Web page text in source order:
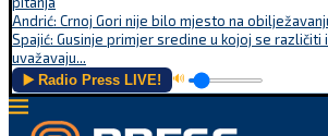
Andrić: Crnoj Gori nije bilo mjesto na
Spajić: Gusinje primjer sredine u kojoj se
uvažavaju...
▶️ Radio Press LIVE! 🔊